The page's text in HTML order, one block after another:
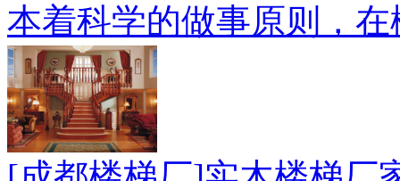
本着科学的做事原则，